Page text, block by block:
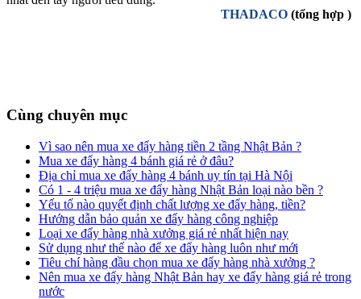
THADACO (tổng hợp )
Cùng chuyên mục
Vì sao nên mua xe đẩy hàng tiền 2 tầng Nhật Bản ?
Mua xe đẩy hàng 4 bánh giá rẻ ở đâu?
Địa chỉ mua xe đẩy hàng 4 bánh uy tín tại Hà Nội
Có 1 - 4 triệu mua xe đẩy hàng Nhật Bản loại nào bền ?
Yếu tố nào quyết định chất lượng xe đẩy hàng, tiền?
Hướng dẫn bảo quản xe đẩy hàng công nghiệp
Loại xe đẩy hàng nhà xưởng giá rẻ nhất hiện nay
Sử dụng như thế nào để xe đẩy hàng luôn như mới
Tiêu chí hàng đầu chọn mua xe đẩy hàng nhà xưởng ?
Nên mua xe đẩy hàng Nhật Bản hay xe đẩy hàng giá rẻ trong
nước